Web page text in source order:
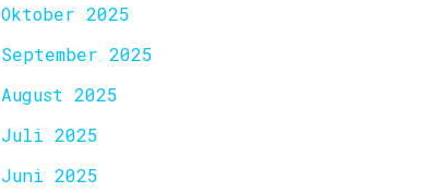
Oktober 2025
September 2025
August 2025
Juli 2025
Juni 2025